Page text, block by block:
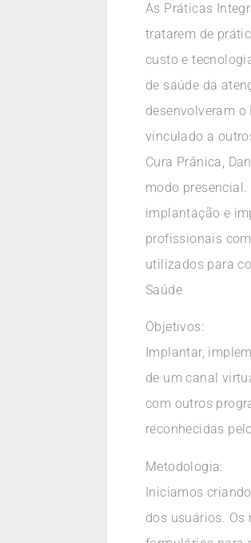
As Práticas
tratarem de
custo e
de saúde da
desenvolveram o
vinculado a
Cura Prânica,
modo
implantação e
profissionais
utilizados para
Saúde
Objetivos:
Implantar,
de um canal
com outros
reconhecidas
Metodologia:
Iniciamos
dos usuários.